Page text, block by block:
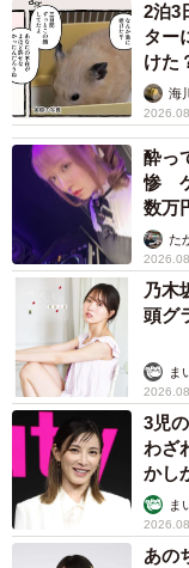
そうそう。コメン
って、一度相手の
は、素敵女子ですね
い、周囲からどう見
うと、女だろうと
て「本気」を出し
でしょうね。
2泊3
ター
けた
海
酔っ
惨
数万
た
乃木
頭グ
ま
3児
わざ
かし
ま
あの